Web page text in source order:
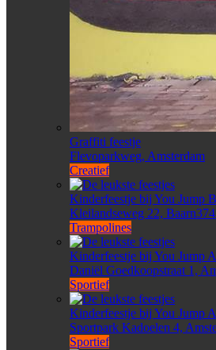
Graffiti feestje
Flevoparkweg, Amsterdam
Creatief
Kinderfeestje bij You Jump
Kleilandseweg 22,
Trampolines
Kinderfeestje bij You Jump
Daniël Goedkoopstraat 1,
Sportief
Kinderfeestje bij You Jump
Sportpark Kadoelen 4,
Sportief